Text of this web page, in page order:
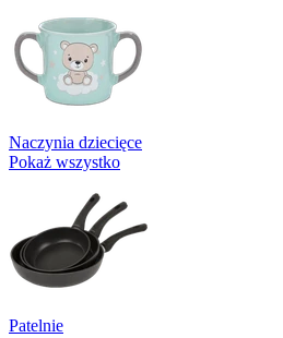
Naczynia dziecięce
Pokaż wszystko
Patelnie